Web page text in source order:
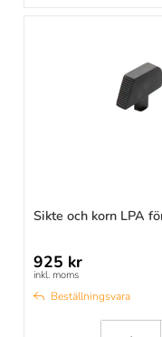
Sikte och korn LPA
925 kr
inkl. moms
Beställningsvara